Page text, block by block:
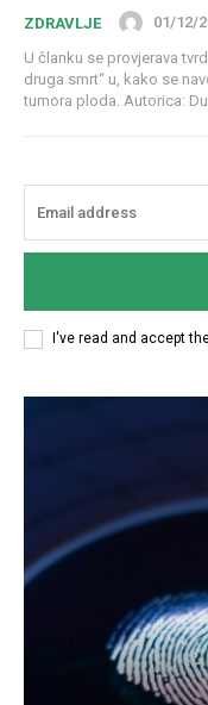
ZDRAVLJE
01/12/
U članku se provjerava
druga smrt“ u, kako se
tumora ploda.
I've read and accept